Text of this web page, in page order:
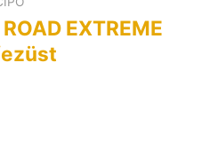
EXTREME